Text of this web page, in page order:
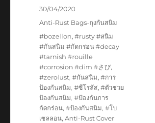
Posted
30/04/2020
Categories
Anti-Rust Bags-ถุงกันสนิม
Tags
#bozellon,#rusty #สนิม
#กันสนิม #กัดกร่อน #decay
#tarnish #rouille
#corrosion #dim #さび,
#zerolust,#กันสนิม,#การ
ป้องกันสนิม,#ซีโร่ลัส,#ตัวช่วย
ป้องกันสนิม,#ป้องกันการ
กัดกร่อน,#ป้องกันสนิม,#โบ
เซลลอน,Anti-Rust Cover